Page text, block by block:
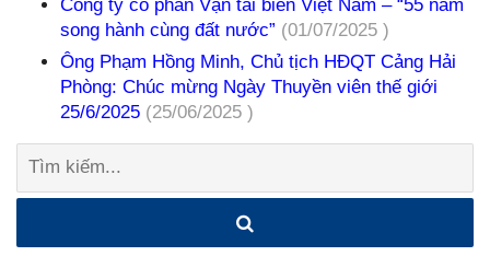
Công ty cổ phần Vận tải biển Việt Nam – “55 năm
song hành cùng đất nước” (01/07/2025 )
Ông Phạm Hồng Minh, Chủ tịch HĐQT Cảng Hải
Phòng: Chúc mừng Ngày Thuyền viên thế giới
25/6/2025 (25/06/2025 )
Tìm